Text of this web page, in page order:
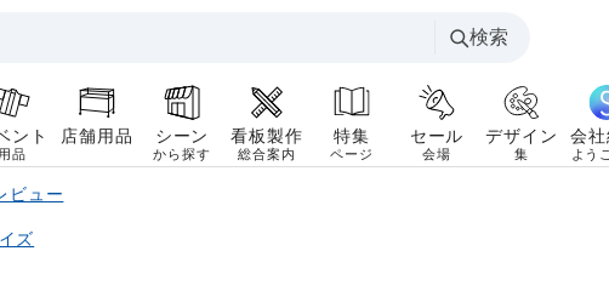
検索
ント
用品
店舗用品 シーン
から探す
看板製作
総合案内
特集
ページ
セール
会場
デザイン
集
会
よう
ビュー
ズ